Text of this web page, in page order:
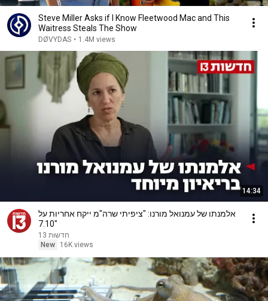
Steve Miller Asks if I Know Fleetwood Mac and This
Waitress Steals The Show
DØVYDAS • 1.4M views
14:34
אלמנתו של עמנואל מורנו: "ציפיתי שרה"מ ייקח אחריות על
7.10"
חדשות 13
New
16K views